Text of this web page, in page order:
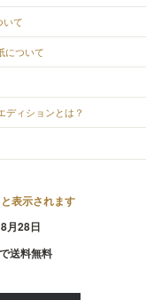
いて
について
ディションとは？
表示されます
月28日
送料無料